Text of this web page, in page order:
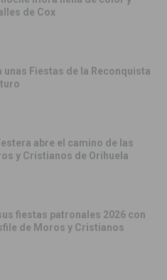
de Cox
unas Fiestas de la Reconquista
abre el camino de las
y Cristianos de Orihuela
fiestas patronales 2026 con
de Moros y Cristianos